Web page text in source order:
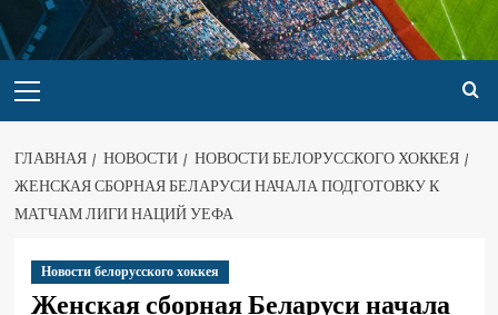
ГЛАВНАЯ НОВОСТИ
НОВОСТИ БЕЛОРУССКОГО ХОККЕЯ
ЖЕНСКАЯ СБОРНАЯ БЕЛАРУСИ НАЧАЛА ПОДГОТОВКУ К
МАТЧАМ ЛИГИ НАЦИЙ УЕФА
Новости белорусского хоккея
Женская сборная Беларуси начала